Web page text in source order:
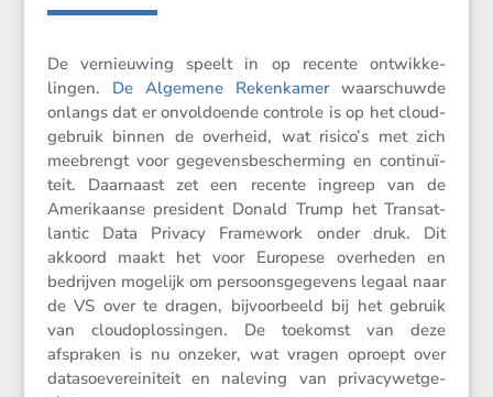
De vernieu­wing speelt in op recente ontwik­ke­
lingen. De Algemene Reken­kamerwaarschuwde
onlangs dat er onvol­doende controle is op het cloud­
ge­bruik binnen de overheid, wat risico’s met zich
meebrengt voor gegevens­be­scher­ming en conti­nu­ï­
teit. Daarnaast zet een recente ingreep van de
Ameri­kaanse presi­dent Donald Trump het Trans­at­
lantic Data Privacy Frame­work onder druk. Dit
akkoord maakt het voor Europese overheden en
bedrijven mogelijk om persoons­ge­ge­vens legaal naar
de VS over te dragen, bijvoor­beeld bij het gebruik
van cloud­op­los­singen. De toekomst van deze
afspraken is nu onzeker, wat vragen oproept over
datasoe­ve­rei­ni­teit en naleving van priva­cy­wet­ge­